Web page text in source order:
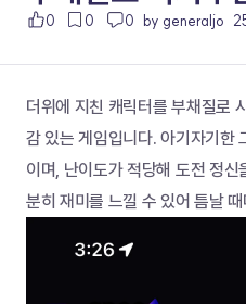
0 0 0 by generaljo
더위에 지친 캐릭터를 부채질로
감 있는 게임입니다. 아기자기한
이며, 난이도가 적당해 도전 정
분히 재미를 느낄 수 있어 틈날